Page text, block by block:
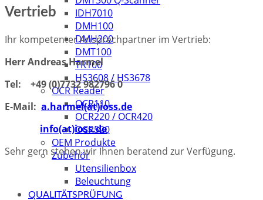
IDH7010
DMH100
DMH200
DMT100
TR100
HS3608 / HS3678
OCR Reader
OCR110
OCR220 / OCR420
OCR520
OEM Produkte
Zubehör
Utensilienbox
Beleuchtung
QUALITÄTSPRÜFUNG
Vertrieb
Ihr kompetenter Ansprechpartner im Vertrieb:
Herr Andreas Harmel
Tel: +49 (0)7732 982796 0
E-Mail: a.harmel(at)ioss.de
info(at)ioss.de
Sehr gern stehen wir Ihnen beratend zur Verfügung.